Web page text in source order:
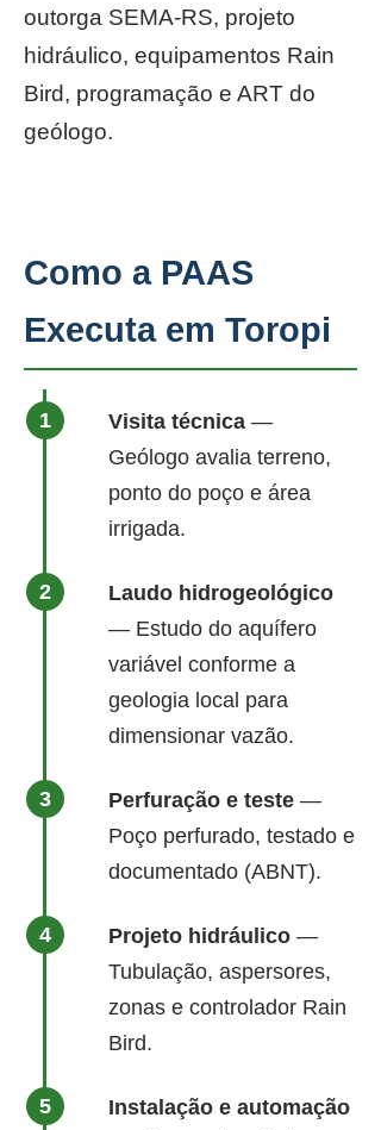
outorga SEMA-RS, projeto
hidráulico, equipamentos Rain
Bird, programação e ART do
geólogo.
Como a PAAS
Executa em Toropi
Visita técnica —
Geólogo avalia terreno,
ponto do poço e área
irrigada.
Laudo hidrogeológico
— Estudo do aquífero
variável conforme a
geologia local para
dimensionar vazão.
Perfuração e teste —
Poço perfurado, testado e
documentado (ABNT).
Projeto hidráulico —
Tubulação, aspersores,
zonas e controlador Rain
Bird.
Instalação e automação